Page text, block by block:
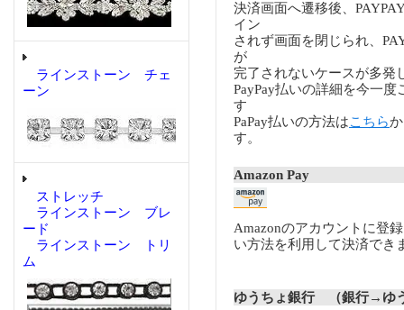
ラインストーン チェ
ーン
ストレッチ
ラインストーン ブレ
ード
ラインストーン トリ
ム
決済画面へ遷移後、
イン
されず画面を閉じられ、
が
完了されないケースが多発
PayPay払いの詳細を今一度
す
PaPay払いの方法はこちら
す。
Amazon Pay
Amazonのアカウントに登
い方法を利用して決済でき
ゆうちょ銀行 （銀行→ゆ